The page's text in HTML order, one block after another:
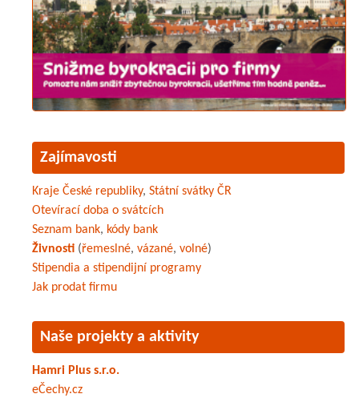
Zajímavosti
Kraje České republiky, Státní svátky ČR
Otevírací doba o svátcích
Seznam bank, kódy bank
Živnosti (řemeslné, vázané, volné)
Stipendia a stipendijní programy
Jak prodat firmu
Naše projekty a aktivity
Hamri Plus s.r.o.
eČechy.cz